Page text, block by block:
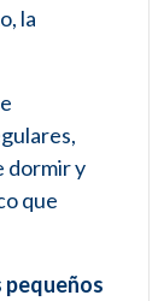
la
dormir y
que